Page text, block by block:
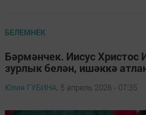
БЕЛЕМНЕК
Бәрмәнчек. Иисус Христос
зурлык белән, ишәккә
Юлия ГУБИНА, 5 апрель 2026 - 07:35